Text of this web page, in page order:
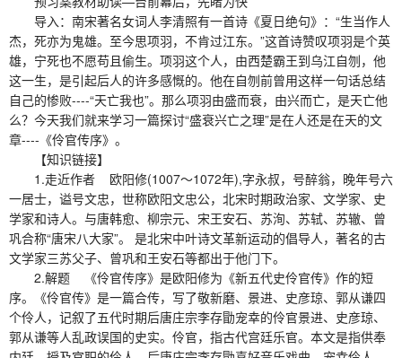
导入：南宋著名女词人李清照有一首诗《夏日绝句》：“生当作人
杰，死亦为鬼雄。至今思项羽，不肯过江东。”这首诗赞叹项羽是个英
雄，宁死也不愿苟且偷生。项羽这个人，由西楚霸王到乌江自刎，他
这一生，是引起后人的许多感慨的。他在自刎前曾用这样一句话总结
自己的惨败----“天亡我也”。那么项羽由盛而衰，由兴而亡，是天亡他
么？今天我们就来学习一篇探讨“盛衰兴亡之理”是在人还是在天的文
章----《伶官传序》。
【知识链接】
1.走近作者 欧阳修(1007～1072年),字永叔，号醉翁，晚年号六
一居士，谥号文忠，世称欧阳文忠公，北宋时期政治家、文学家、史
学家和诗人。与唐韩愈、柳宗元、宋王安石、苏洵、苏轼、苏辙、曾
巩合称“唐宋八大家”。 是北宋中叶诗文革新运动的倡导人，著名的古
文学家三苏父子、曾巩和王安石等都出于他门下。
2.解题 《伶官传序》是欧阳修为《新五代史伶官传》作的短
序。《伶官传》是一篇合传，写了敬新磨、景进、史彦琼、郭从谦四
个伶人，记叙了五代时期后唐庄宗李存勖宠幸的伶官景进、史彦琼、
郭从谦等人乱政误国的史实。伶官，指古代宫廷乐官。本文是指供奉